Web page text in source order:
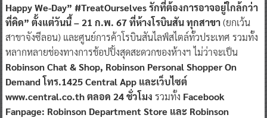
Happy We-Day” #TreatOurselves รักที่ต้องการอาจอยู่ใกล้กว่า
ที่คิด” ตั้งแต่วันนี้ – 21 ก.พ. 67 ที่ห้างโรบินสัน ทุกสาขา(ยกเว้น
สาขาจังซีลอน) และศูนย์การค้าโรบินสันไลฟ์สไตล์ทั้วประเทศ รวมทั้ง
หลากหลายช่องทางการช้อปปิ้งสุดสะดวกของห้างฯ ไม่ว่าจะเป็น
Robinson Chat & Shop, Robinson Personal Shopper On
Demand โทร.1425 Central App และเว็บไซต์
www.central.co.th ตลอด 24 ชั่วโมง รวมทั้ง Facebook
Fanpage: Robinson Department Store และ Robinson